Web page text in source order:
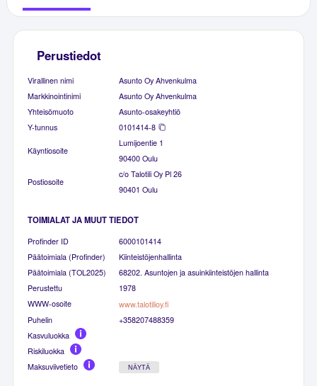
Perustiedot
Virallinen nimi
Asunto Oy Ahvenkulma
Markkinointinimi
Asunto Oy Ahvenkulma
Yhteisömuoto
Asunto-osakeyhtiö
Y-tunnus
0101414-8
Käyntiosoite
Lumijoentie 1
90400 Oulu
Postiosoite
c/o Talotili Oy Pl 26
90401 Oulu
TOIMIALAT JA MUUT TIEDOT
Profinder ID
6000101414
Päätoimiala (Profinder)
Kiinteistöjenhallinta
Päätoimiala (TOL2025)
68202. Asuntojen ja asuinkiinteistöjen hallinta
Perustettu
1978
WWW-osoite
www.talotilioy.fi
Puhelin
+358207488359
Kasvuluokka
Riskiluokka
Maksuviivetieto
NÄYTÄ